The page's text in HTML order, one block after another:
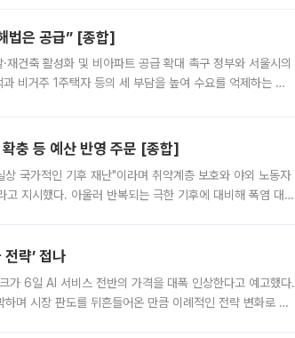
법은 공급” [종합]
재건축 활성화 및 비아파트 공급 확대 촉구 정부와 서울시의
비거주 1주택자 등의 세 부담을 높여 수요를 억제하는 카
충 등 예산 반영 주문 [종합]
국가적인 기후 재난"이라며 취약계층 보호와 야외 노동자
지시했다. 아울러 반복되는 극한 기후에 대비해 폭염 대응
략’ 접나
가 6일 AI 서비스 전반의 가격을 대폭 인상한다고 예고했다.
하며 시장 판도를 뒤흔들어온 만큼 이례적인 전략 변화로 평